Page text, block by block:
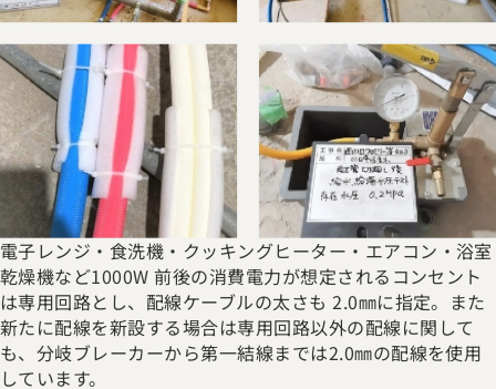
電子レンジ・食洗機・クッキングヒーター・エアコン・浴室
乾燥機など1000W 前後の消費電力が想定されるコンセント
は専用回路とし、配線ケーブルの太さも 2.0㎜に指定。また
新たに配線を新設する場合は専用回路以外の配線に関して
も、分岐ブレーカーから第一結線までは2.0㎜の配線を使用
しています。